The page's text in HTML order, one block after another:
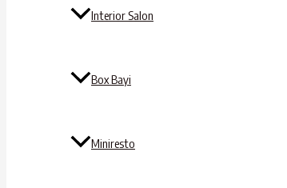
Interior Salon
Box Bayi
Miniresto